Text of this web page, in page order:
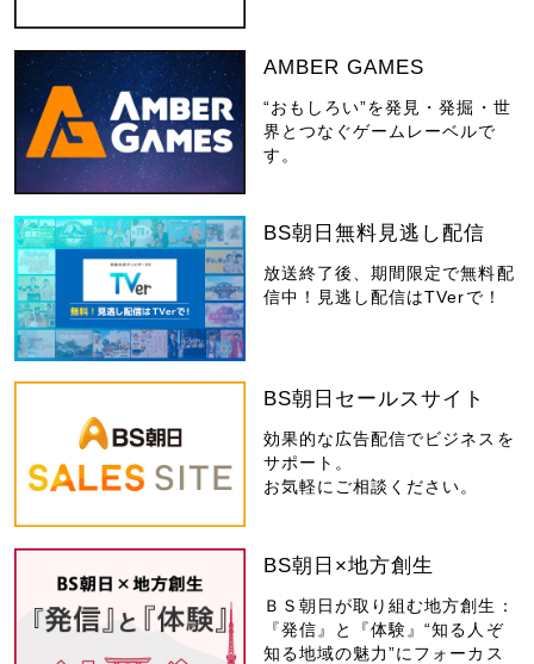
AMBER GAMES
“おもしろい”を発見・発掘・世
界とつなぐゲームレーベルで
す。
BS朝日無料見逃し配信
放送終了後、期間限定で無料配
信中！見逃し配信はTVerで！
BS朝日セールスサイト
効果的な広告配信でビジネスを
サポート。
お気軽にご相談ください。
BS朝日×地方創生
ＢＳ朝日が取り組む地方創生：
『発信』と『体験』“知る人ぞ
知る地域の魅力”にフォーカス